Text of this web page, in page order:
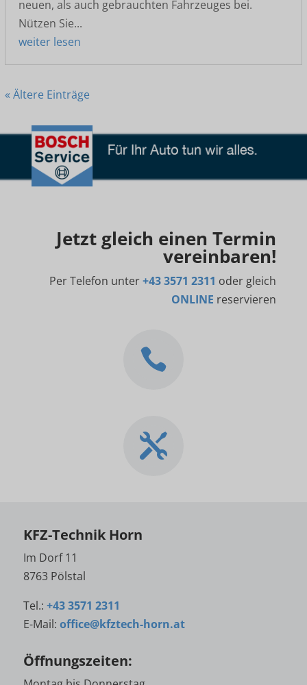
neuen, als auch gebrauchten Fahrzeuges bei.
Nützen Sie...
weiter lesen
« Ältere Einträge
Jetzt gleich einen Termin
vereinbaren!
Per Telefon unter+43 3571 2311 oder gleich
ONLINE reservieren


KFZ-Technik Horn
Im Dorf 11
8763 Pölstal
Tel.: +43 3571 2311
E-Mail: office@kfztech-horn.at
Öffnungszeiten: